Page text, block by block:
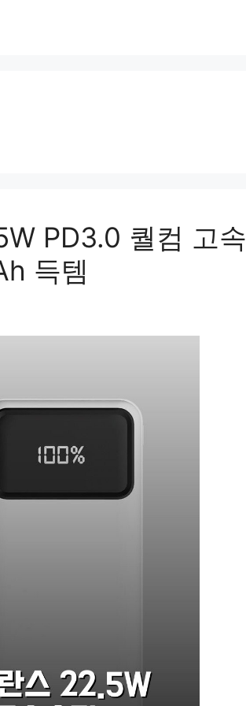
PD3.0 퀄컴 고속
득템